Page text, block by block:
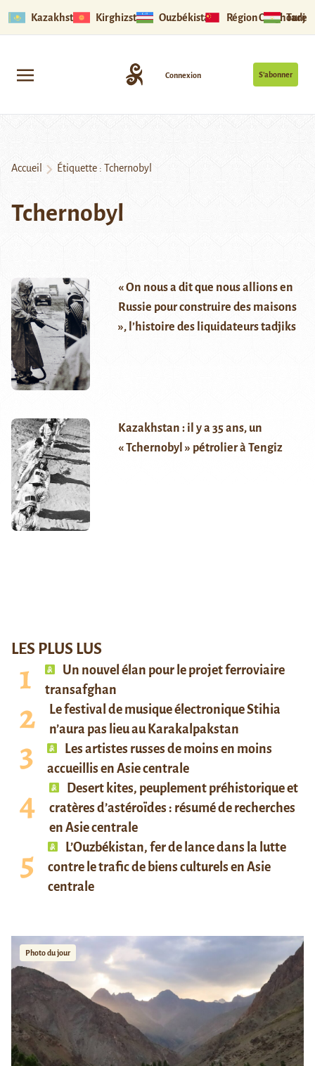
Kazakhstan Kirghizstan Ouzbékistan Région Ouïghoure
S’abonner
Connexion
Accueil Étiquette : Tchernobyl
Tchernobyl
« On nous a dit que nous allions en
Russie pour construire des maisons
», l’histoire des liquidateurs tadjiks
Kazakhstan : il y a 35 ans, un
« Tchernobyl » pétrolier à Tengiz
LES PLUS LUS
Un nouvel élan pour le projet ferroviaire
transafghan
Le festival de musique électronique Stihia
n’aura pas lieu au Karakalpakstan
Les artistes russes de moins en moins
accueillis en Asie centrale
Desert kites, peuplement préhistorique et
cratères d’astéroïdes : résumé de recherches
en Asie centrale
L’Ouzbékistan, fer de lance dans la lutte
contre le trafic de biens culturels en Asie
centrale
Photo du jour